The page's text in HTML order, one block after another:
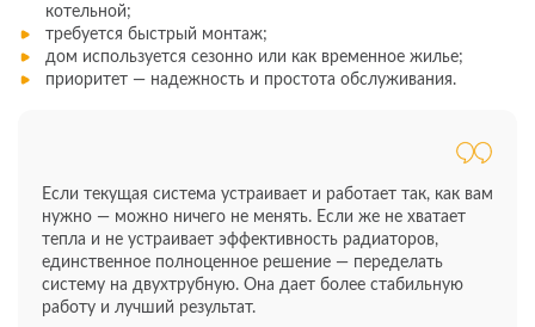
котельной;
требуется быстрый монтаж;
дом используется сезонно или как временное жилье;
приоритет — надежность и простота обслуживания.
Если текущая система устраивает и работает так, как вам
нужно — можно ничего не менять. Если же не хватает
тепла и не устраивает эффективность радиаторов,
единственное полноценное решение — переделать
систему на двухтрубную. Она дает более стабильную
работу и лучший результат.